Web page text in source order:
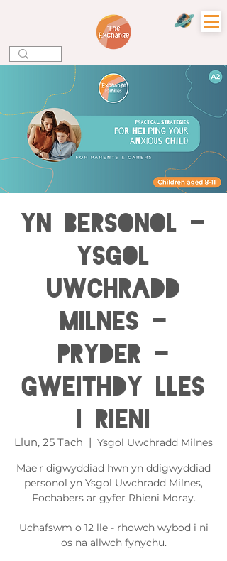
YN BERSONOL -
Ysgol
Uwchradd
Milnes -
Pryder -
Gweithdy Lles
i Rieni
Llun, 25 Tach
  |
Ysgol Uwchradd Milnes
Mae'r digwyddiad hwn yn ddigwyddiad
personol yn Ysgol Uwchradd Milnes,
Fochabers ar gyfer Rhieni Moray.
Uchafswm o 12 lle - rhowch wybod i ni
os na allwch fynychu.